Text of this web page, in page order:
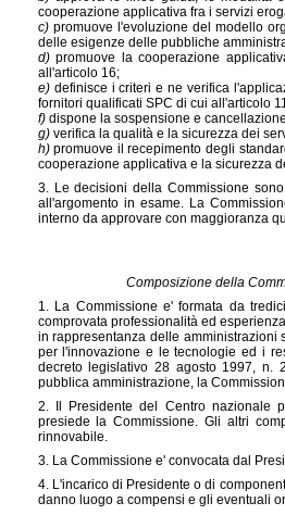
cooperazione applicativa fra i servizi
c)promuove l'evoluzione del modello
delle esigenze delle pubbliche
d)promuove la cooperazione
all'articolo 16;
e)definisce i criteri e ne verifica
fornitori qualificati SPC di cui all'articolo
f)dispone la sospensione e
g)verifica la qualità e la sicurezza dei
h)promuove il recepimento degli
cooperazione applicativa e la sicurezza
3. Le decisioni della Commissione
all'argomento in esame. La
interno da approvare con maggioranza
Composizione della
1. La Commissione e' formata da
comprovata professionalità ed
in rappresentanza delle
per l'innovazione e le tecnologie ed i
decreto legislativo 28 agosto 1997, n.
pubblica amministrazione, la
2. Il Presidente del Centro nazionale
presiede la Commissione. Gli altri
rinnovabile.
3. La Commissione e' convocata dal
4. L'incarico di Presidente o di
danno luogo a compensi e gli eventuali